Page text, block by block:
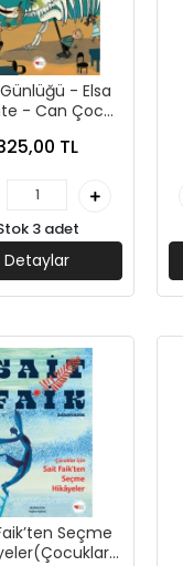
- Elsa
- Can Çocuk
TL
3 adet
Detaylar
Seçme